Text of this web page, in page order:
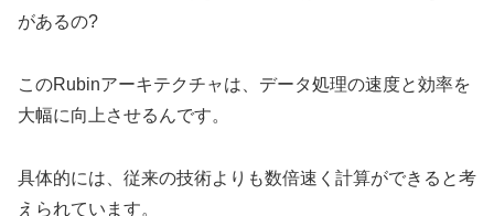
があるの?
このRubinアーキテクチャは、データ処理の速度と効率を
大幅に向上させるんです。
具体的には、従来の技術よりも数倍速く計算ができると考
えられています。